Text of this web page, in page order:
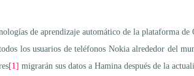
de aprendizaje automático de la
los usuarios de teléfonos Nokia alrededor del
[1] migrarán sus datos a Hamina después de la